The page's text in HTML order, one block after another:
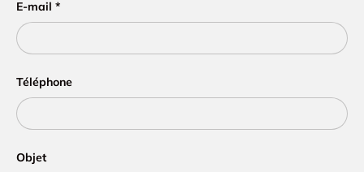
E-mail
Téléphone
Objet